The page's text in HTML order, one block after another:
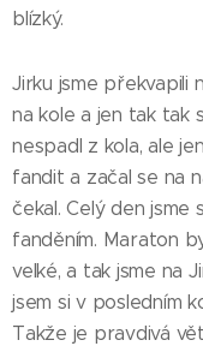
blízký.
Jirku jsme překvapili
na kole a jen tak tak
nespadl z kola, ale
fandit a začal se na
čekal. Celý den
fanděním. Maraton
velké, a tak jsme na
jsem si v posledním
Takže je pravdivá